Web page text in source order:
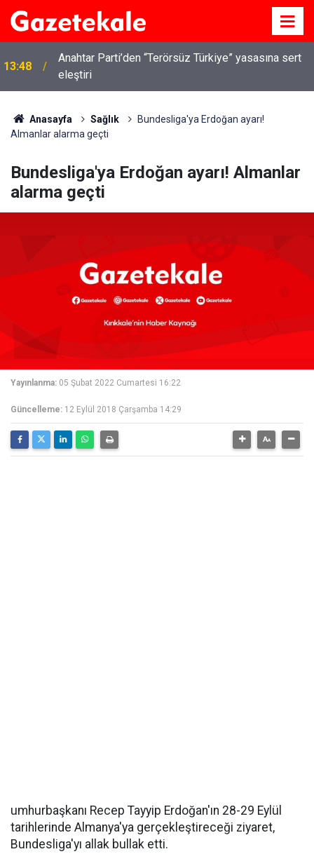
13:07
Kırıkkale’de hayvan hastalıklarına karşı denetimler
artırıldı
Anasayfa Sağlık
Bundesliga'ya Erdoğan ayarı!
Almanlar alarma geçti
Bundesliga'ya Erdoğan ayarı! Almanlar
alarma geçti
Yayınlanma: 05 Şubat 2022 Cumartesi 16:22
Güncelleme: 12 Eylül 2018 Çarşamba 14:29
umhurbaşkanı Recep Tayyip Erdoğan'ın 28-29 Eylül
tarihlerinde Almanya'ya gerçekleştireceği ziyaret,
Bundesliga'yı allak bullak etti.